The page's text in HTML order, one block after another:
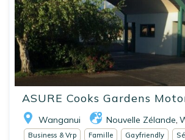
ASURE Cooks Gardens
Wanganui Nouvelle Zélande
Business & Vrp Famille Gayfriendly